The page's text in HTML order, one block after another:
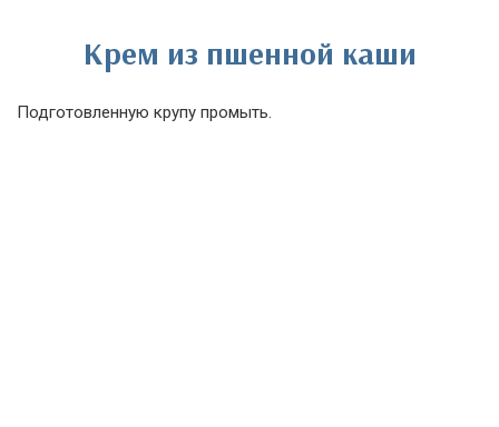
Крем из пшенной каши
Подготовленную крупу промыть.